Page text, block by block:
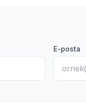
E-posta